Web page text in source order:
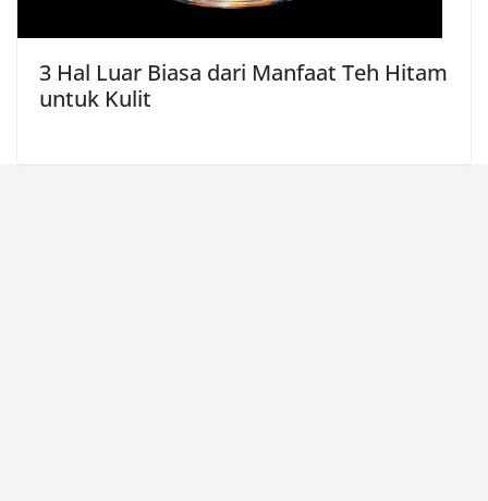
3 Hal Luar Biasa dari Manfaat Teh Hitam
untuk Kulit